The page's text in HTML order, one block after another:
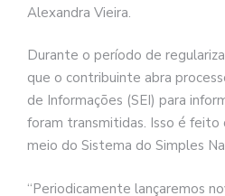
Alexandra Vieira.
Durante o período de
que o contribuinte abra
de Informações (SEI) para
foram transmitidas. Isso é
meio do Sistema do Simples
“Periodicamente lançaremos